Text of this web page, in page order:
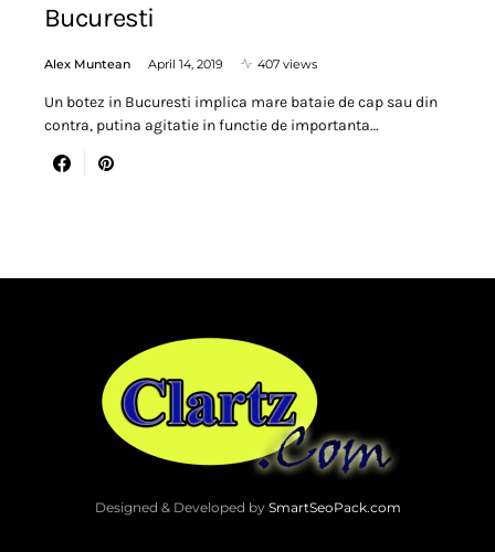
Bucuresti
Alex Muntean April 14, 2019 407 views
Un botez in Bucuresti implica mare bataie de cap sau din
contra, putina agitatie in functie de importanta…
Designed & Developed by SmartSeoPack.com